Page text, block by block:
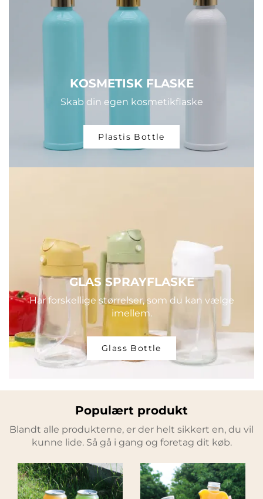
KOSMETISK FLASKE
Skab din egen kosmetikflaske
Plastis Bottle
GLAS SPRAYFLASKE
Har forskellige størrelser, som du kan vælge
imellem.
Glass Bottle
Populært produkt
Blandt alle produkterne, er der helt sikkert en, du vil
kunne lide. Så gå i gang og foretag dit køb.